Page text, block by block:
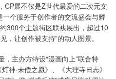
CP展不仅是Z世代最爱的二次元文
一个服务于创作者的交流盛会与孵
300个主题街区联袂展出，超过10
，让创作被支持”的动人图景。
主办方特设“漫画向上”联合特
神·未偿之愿》、《大理寺日志》